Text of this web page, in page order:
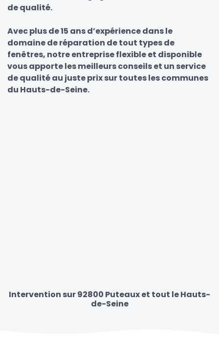
de qualité.
Avec plus de 15 ans d’expérience dans le
domaine de réparation de tout types de
fenêtres, notre entreprise flexible et disponible
vous apporte les meilleurs conseils et un service
de qualité au juste prix sur toutes les communes
du Hauts-de-Seine.
Intervention sur 92800 Puteaux et tout le Hauts-
de-Seine